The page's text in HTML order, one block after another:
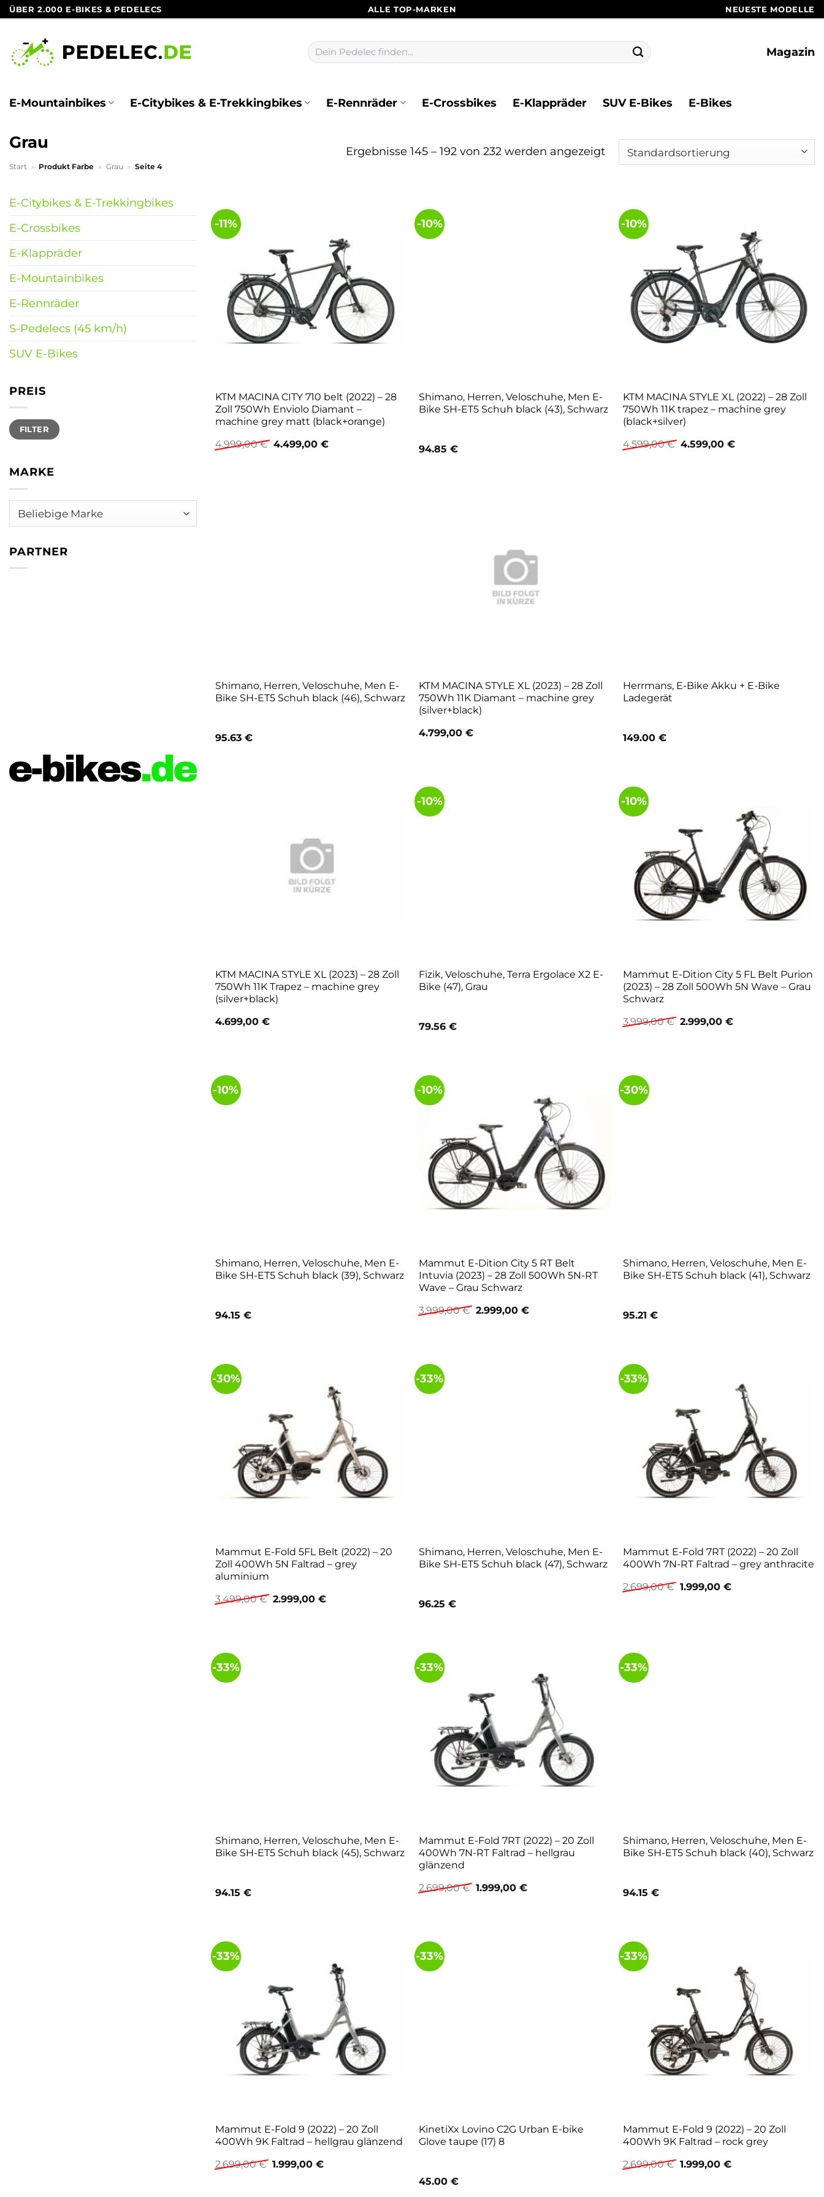
Zum
springen
ÜBER 2.000 E-BIKES & PEDELECS ALLE TOP-MARKEN NEUESTE MODELLE
Suchen
nach:
Magazin
E-Mountainbikes E-Citybikes & E-Trekkingbikes E-Rennräder E-Crossbikes E-Klappräder SUV E-Bikes E-Bikes
Grau
Start » Produkt Farbe » Grau » Seite 4
Ergebnisse 145 – 192 von 232 werden angezeigt
E-Citybikes & E-Trekkingbikes
E-Crossbikes
E-Klappräder
E-Mountainbikes
E-Rennräder
S-Pedelecs (45 km/h)
SUV E-Bikes
PREIS
Min.
Preis
Max.
PreisFILTER
MARKE
PARTNER
-11%
KTM MACINA CITY 710 belt (2022) – 28
Zoll 750Wh Enviolo Diamant –
machine grey matt (black+orange)
4.999,00€ Ursprünglicher
4.499,00 €Aktueller
-10%
Shimano, Herren, Veloschuhe, Men E-
Bike SH-ET5 Schuh black (43), Schwarz
94.85€
-10%
KTM MACINA STYLE XL (2022) – 28 Zoll
750Wh 11K trapez – machine grey
(black+silver)
4.599,00€ Ursprünglicher
4.599,00 €Aktueller
Shimano, Herren, Veloschuhe, Men E-
Bike SH-ET5 Schuh black (46), Schwarz
95.63 €
KTM MACINA STYLE XL (2023) – 28 Zoll
750Wh 11K Diamant – machine grey
(silver+black)
4.799,00€
Herrmans, E-Bike Akku + E-Bike
Ladegerät
149.00€
KTM MACINA STYLE XL (2023) – 28 Zoll
750Wh 11K Trapez – machine grey
(silver+black)
4.699,00 €
-10%
Fizik, Veloschuhe, Terra Ergolace X2 E-
Bike (47), Grau
79.56€
-10%
Mammut E-Dition City 5 FL Belt Purion
(2023) – 28 Zoll 500Wh 5N Wave – Grau
Schwarz
3.999,00€ Ursprünglicher
2.999,00 €Aktueller
-10%
Shimano, Herren, Veloschuhe, Men E-
Bike SH-ET5 Schuh black (39), Schwarz
94.15 €
-10%
Mammut E-Dition City 5 RT Belt
Intuvia (2023) – 28 Zoll 500Wh 5N-RT
Wave – Grau Schwarz
3.999,00€ Ursprünglicher
2.999,00€Aktueller
-30%
Shimano, Herren, Veloschuhe, Men E-
Bike SH-ET5 Schuh black (41), Schwarz
95.21€
-30%
Mammut E-Fold 5FL Belt (2022) – 20
Zoll 400Wh 5N Faltrad – grey
aluminium
3.499,00€ Ursprünglicher
2.999,00 €Aktueller
-33%
Shimano, Herren, Veloschuhe, Men E-
Bike SH-ET5 Schuh black (47), Schwarz
96.25€
-33%
Mammut E-Fold 7RT (2022) – 20 Zoll
400Wh 7N-RT Faltrad – grey anthracite
2.699,00€ Ursprünglicher
1.999,00 €Aktueller
-33%
Shimano, Herren, Veloschuhe, Men E-
Bike SH-ET5 Schuh black (45), Schwarz
94.15 €
-33%
Mammut E-Fold 7RT (2022) – 20 Zoll
400Wh 7N-RT Faltrad – hellgrau
glänzend
2.699,00€ Ursprünglicher
1.999,00€Aktueller
-33%
Shimano, Herren, Veloschuhe, Men E-
Bike SH-ET5 Schuh black (40), Schwarz
94.15€
-33%
Mammut E-Fold 9 (2022) – 20 Zoll
400Wh 9K Faltrad – hellgrau glänzend
2.699,00€ Ursprünglicher
1.999,00 €Aktueller
-33%
KinetiXx Lovino C2G Urban E-bike
Glove taupe (17) 8
45.00€
-33%
Mammut E-Fold 9 (2022) – 20 Zoll
400Wh 9K Faltrad – rock grey
2.699,00€ Ursprünglicher
1.999,00 €Aktueller